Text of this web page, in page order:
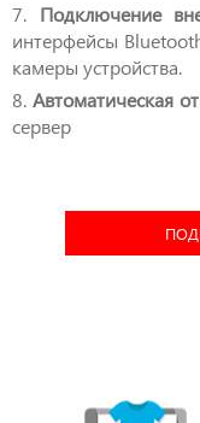
7. Подключение
интерфейсы
камеры устройства.
8.Автоматическая
сервер